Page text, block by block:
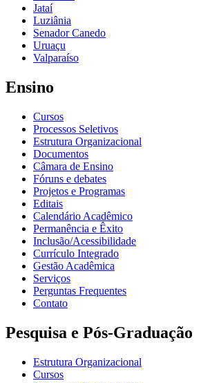
Jataí
Luziânia
Senador Canedo
Uruaçu
Valparaíso
Ensino
Cursos
Processos Seletivos
Estrutura Organizacional
Documentos
Câmara de Ensino
Fóruns e debates
Projetos e Programas
Editais
Calendário Acadêmico
Permanência e Êxito
Inclusão/Acessibilidade
Currículo Integrado
Gestão Acadêmica
Serviços
Perguntas Frequentes
Contato
Pesquisa e Pós-Graduação
Estrutura Organizacional
Cursos